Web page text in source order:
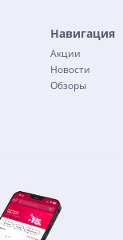
Навигация
Акции
Новости
Обзоры